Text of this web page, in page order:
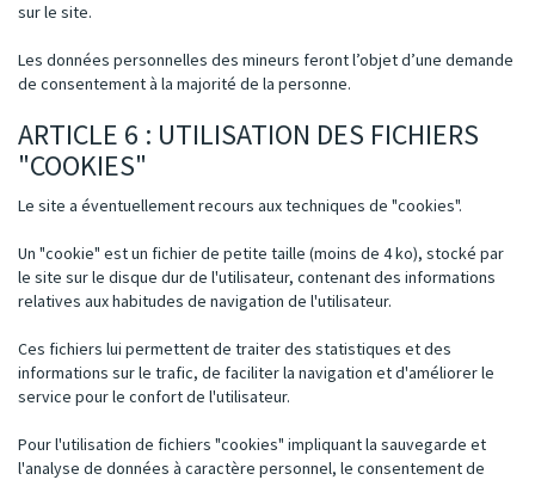
sur le site.
Les données personnelles des mineurs feront l’objet d’une demande
de consentement à la majorité de la personne.
ARTICLE 6 : UTILISATION DES FICHIERS
"COOKIES"
Le site a éventuellement recours aux techniques de "cookies".
Un "cookie" est un fichier de petite taille (moins de 4 ko), stocké par
le site sur le disque dur de l'utilisateur, contenant des informations
relatives aux habitudes de navigation de l'utilisateur.
Ces fichiers lui permettent de traiter des statistiques et des
informations sur le trafic, de faciliter la navigation et d'améliorer le
service pour le confort de l'utilisateur.
Pour l'utilisation de fichiers "cookies" impliquant la sauvegarde et
l'analyse de données à caractère personnel, le consentement de